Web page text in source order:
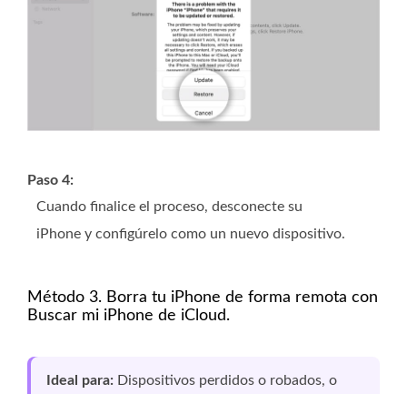
Paso 4:
Cuando finalice el proceso, desconecte su
iPhone y configúrelo como un nuevo dispositivo.
Método 3. Borra tu iPhone de forma remota con
Buscar mi iPhone de iCloud.
Ideal para: Dispositivos perdidos o robados, o